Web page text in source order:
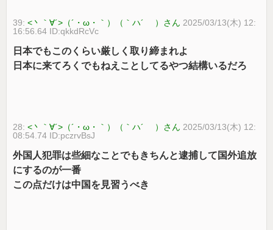
39:<丶｀∀´>（´・ω・｀）（｀ハ´ ）さん 2025/03/13(木) 12:
16:56.64 ID:qkkdRcVc
日本でもこのくらい厳しく取り締まれよ
日本に来てろくでもねえことしてるやつ結構いるだろ
28:<丶｀∀´>（´・ω・｀）（｀ハ´ ）さん 2025/03/13(木) 12:
08:54.74 ID:pczrvBsJ
外国人犯罪は些細なことでもきちんと逮捕して国外追放
にするのが一番
この点だけは中国を見習うべき